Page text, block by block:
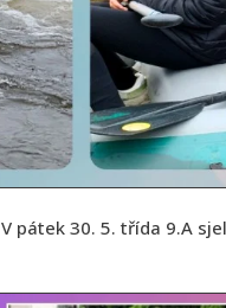
V pátek 30. 5. třída 9.A